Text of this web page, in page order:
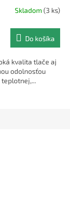
Skladom(3 ks)
Do košíka
kvalita tlače aj
odolnosťou